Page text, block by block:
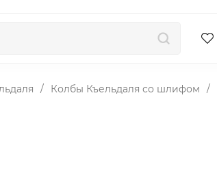
/ Колбы Къельдаля со шлифом /